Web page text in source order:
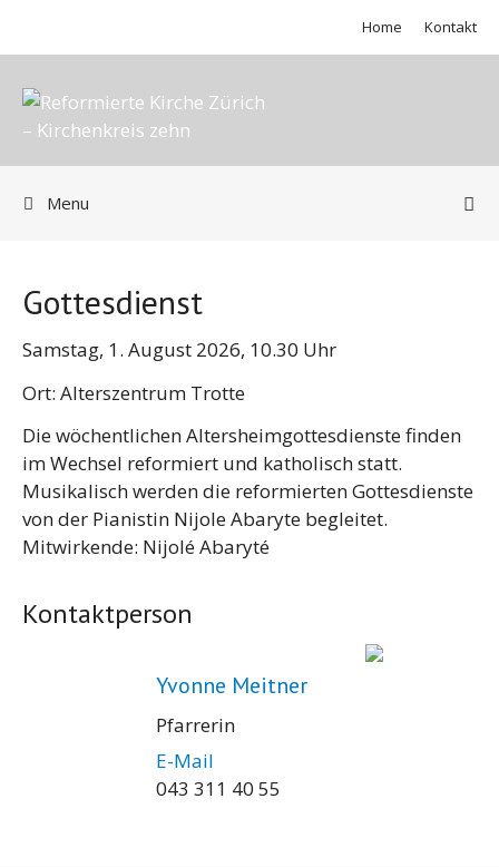
Home Kontakt
Menu
Gottesdienst
Samstag, 1. August 2026, 10.30 Uhr
Ort: Alterszentrum Trotte
Die wöchentlichen Altersheimgottesdienste finden
im Wechsel reformiert und katholisch statt.
Musikalisch werden die reformierten Gottesdienste
von der Pianistin Nijole Abaryte begleitet.
Mitwirkende: Nijolé Abaryté
Kontaktperson
Yvonne Meitner
Pfarrerin
E-Mail
043 311 40 55